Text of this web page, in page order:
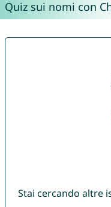
Quiz sui nomi con
Stai cercando altre